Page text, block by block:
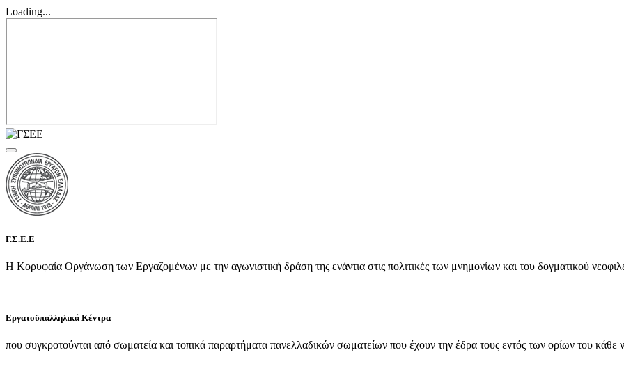
Loading...
Γ.Σ.Ε.Ε
Η Κορυφαία Οργάνωση των Εργαζομένων με την αγωνιστική δράση της ενάντια στις πολιτικές των μνημονίων και του δογματικού
Εργατοϋπαλληλικά Κέντρα
που συγκροτούνται από σωματεία και τοπικά παραρτήματα πανελλαδικών σωματείων που έχουν την έδρα τους εντός των ορίων του κάθε